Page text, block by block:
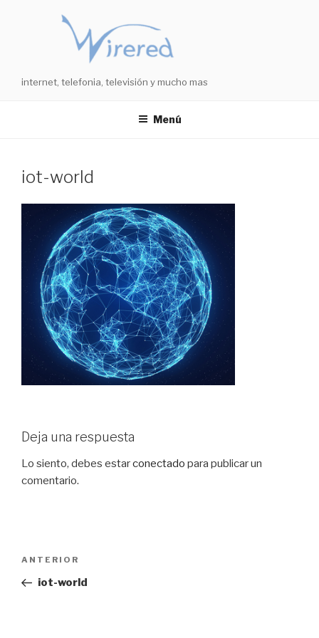
internet, telefonia, televisión y mucho mas
Menú
iot-world
Deja una respuesta
Lo siento, debes estarconectado para publicar un
comentario.
entradas
Entrada
anterior:
ANTERIOR
iot-world